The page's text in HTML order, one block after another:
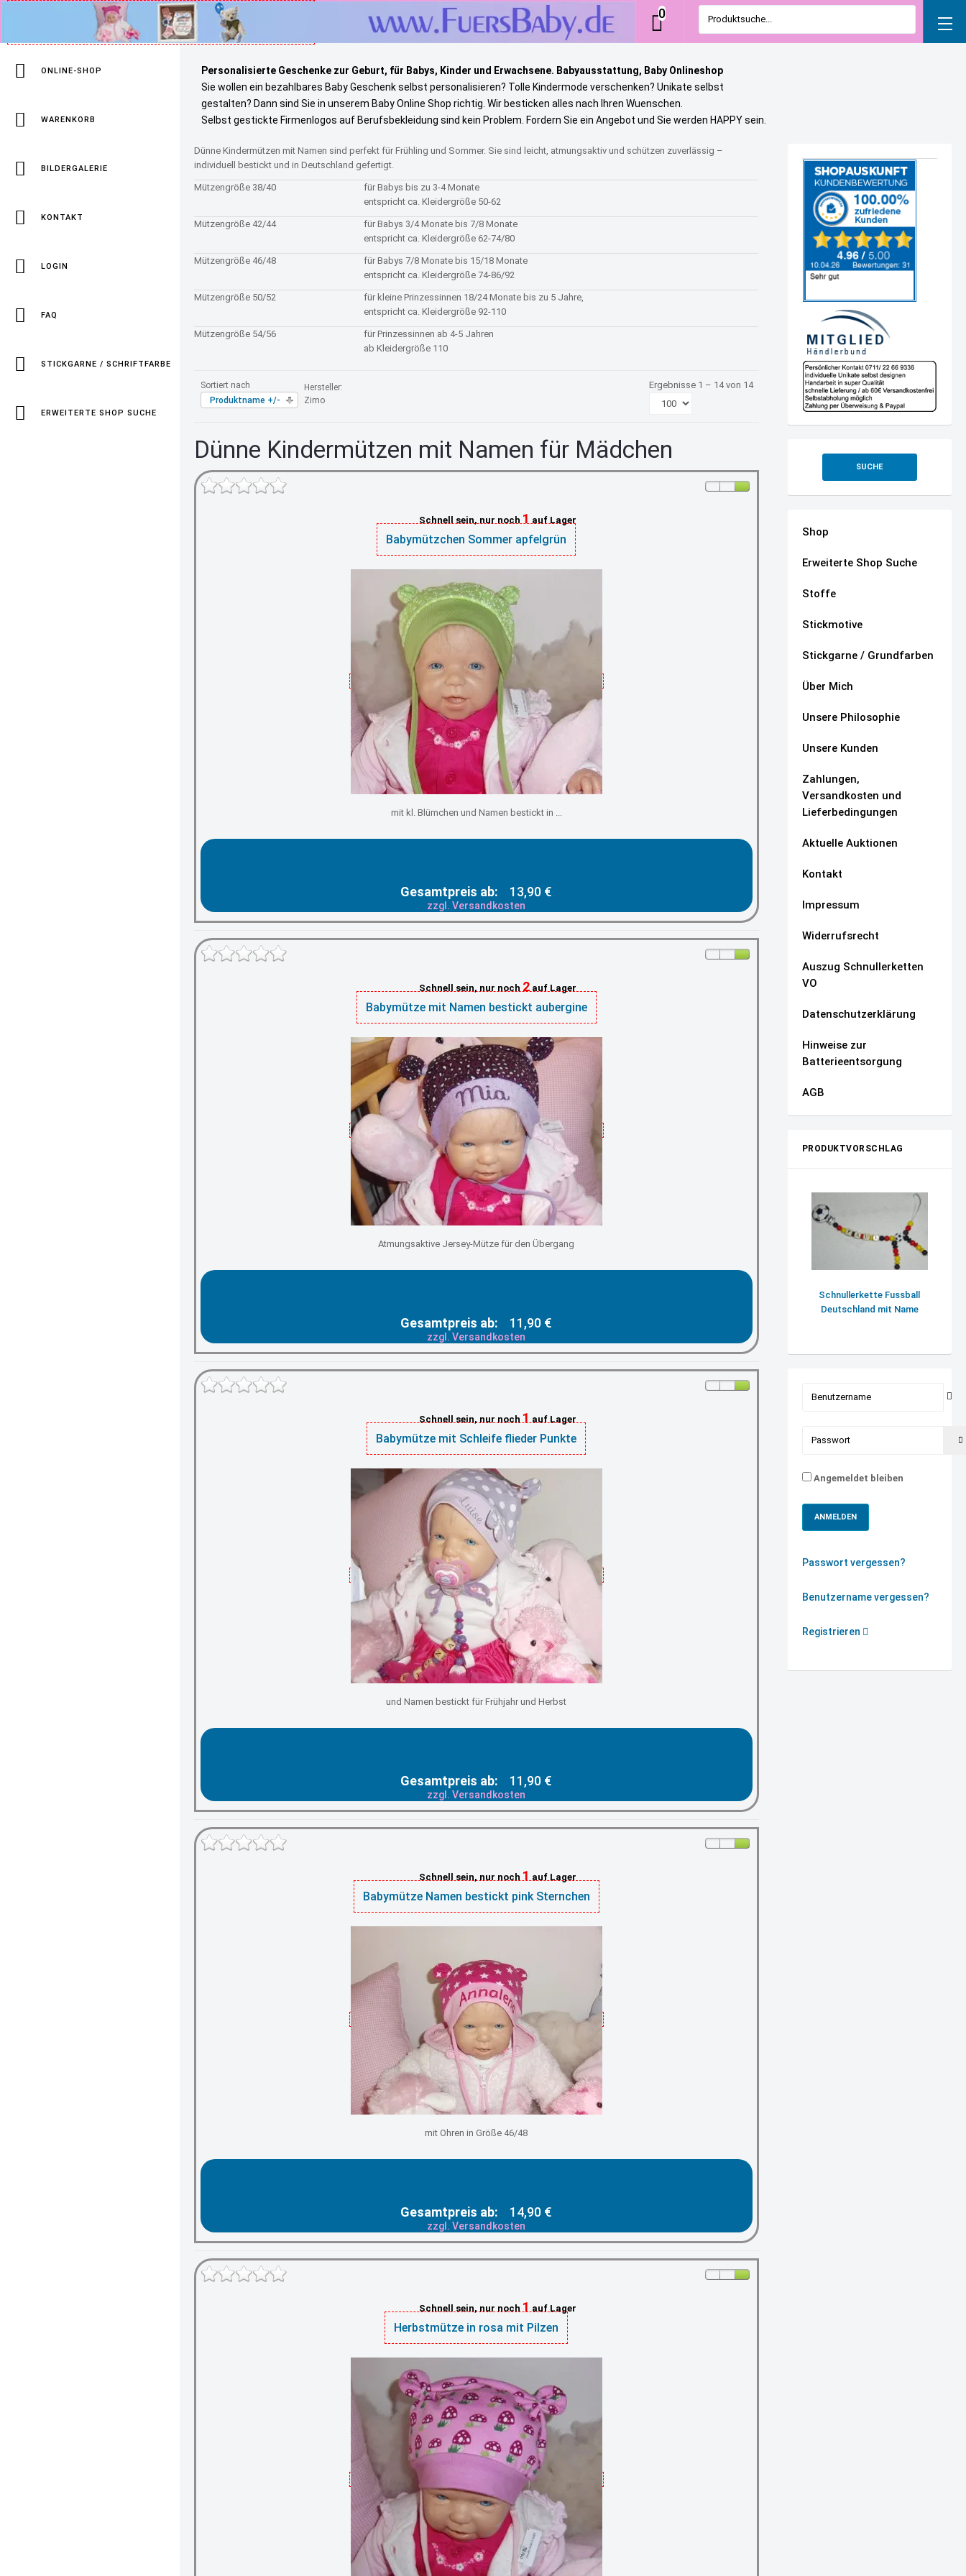
Personalisierte Geschenke zur Geburt, für Babys, Kinder und Erwachsene. Babyausstattung, Baby Onlineshop
Sie wollen ein bezahlbares Baby Geschenk selbst personalisieren? Tolle Kindermode verschenken? Unikate selbst
gestalten? Dann sind Sie in unserem Baby Online Shop richtig. Wir besticken alles nach Ihren Wuenschen.
Selbst gestickte Firmenlogos auf Berufsbekleidung sind kein Problem. Fordern Sie ein Angebot und Sie werden HAPPY sein.
Produktsuche...
0
ONLINE-SHOP
WARENKORB
BILDERGALERIE
KONTAKT
LOGIN
FAQ
STICKGARNE / SCHRIFTFARBE
ERWEITERTE SHOP SUCHE
Dünne Kindermützen mit Namen sind perfekt für Frühling und Sommer. Sie sind leicht, atmungsaktiv und schützen zuverlässig –
individuell bestickt und in Deutschland gefertigt.
Mützengröße 38/40
für Babys bis zu 3-4 Monate
entspricht ca. Kleidergröße 50-62
Mützengröße 42/44
für Babys 3/4 Monate bis 7/8 Monate
entspricht ca. Kleidergröße 62-74/80
Mützengröße 46/48
für Babys 7/8 Monate bis 15/18 Monate
entspricht ca. Kleidergröße 74-86/92
Mützengröße 50/52
für kleine Prinzessinnen 18/24 Monate bis zu 5 Jahre,
entspricht ca. Kleidergröße 92-110
Mützengröße 54/56
für Prinzessinnen ab 4-5 Jahren
ab Kleidergröße 110
Sortiert nach
Produktname +/-
Hersteller:
Zimo
Ergebnisse 1 – 14 von 14
Dünne Kindermützen mit Namen für Mädchen
Schnell sein, nur noch1auf Lager
Babymützchen Sommer apfelgrün
mit kl. Blümchen und Namen bestickt in ...
Gesamtpreis ab: 13,90 €
zzgl. Versandkosten
Schnell sein, nur noch2auf Lager
Babymütze mit Namen bestickt aubergine
Atmungsaktive Jersey-Mütze für den Übergang
Gesamtpreis ab: 11,90 €
zzgl. Versandkosten
Schnell sein, nur noch1auf Lager
Babymütze mit Schleife flieder Punkte
und Namen bestickt für Frühjahr und Herbst
Gesamtpreis ab: 11,90 €
zzgl. Versandkosten
Schnell sein, nur noch1auf Lager
Babymütze Namen bestickt pink Sternchen
mit Ohren in Größe 46/48
Gesamtpreis ab: 14,90 €
zzgl. Versandkosten
Schnell sein, nur noch1auf Lager
Herbstmütze in rosa mit Pilzen
SUCHE
Shop
Erweiterte Shop Suche
Stoffe
Stickmotive
Stickgarne / Grundfarben
Über Mich
Unsere Philosophie
Unsere Kunden
Zahlungen,
Versandkosten und
Lieferbedingungen
Aktuelle Auktionen
Kontakt
Impressum
Widerrufsrecht
Auszug Schnullerketten
VO
Datenschutzerklärung
Hinweise zur
Batterieentsorgung
AGB
PRODUKTVORSCHLAG
Schnullerkette Fussball
Deutschland mit Name
Angemeldet bleiben
ANMELDEN
Passwort vergessen?
Benutzername vergessen?
Registrieren